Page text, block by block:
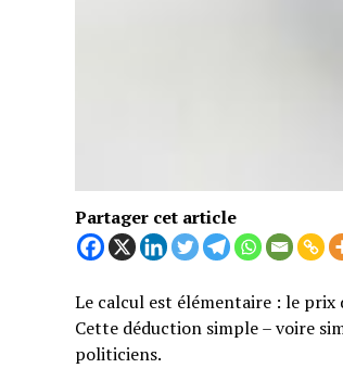
Partager cet article
Le calcul est élémentaire : le
Cette déduction simple – voire
politiciens.